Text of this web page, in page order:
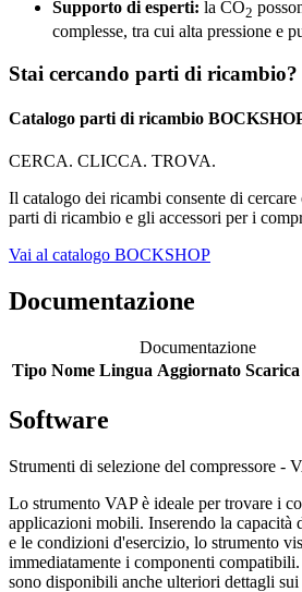
Supporto di esperti: la CO2
complesse, tra cui alta pressione e
Stai cercando parti di ricambio?
Catalogo parti di ricambio
CERCA. CLICCA. TROVA.
Il catalogo dei ricambi consente di
parti di ricambio e gli accessori per i
Vai al catalogo BOCKSHOP
Documentazione
Documentazione
Tipo Nome Lingua Aggiornato Scarica
Software
Strumenti di selezione del compressore -
Lo strumento VAP è ideale per trovare i
applicazioni mobili. Inserendo la capacità
e le condizioni d'esercizio, lo strumento
immediatamente i componenti
sono disponibili anche ulteriori dettagli